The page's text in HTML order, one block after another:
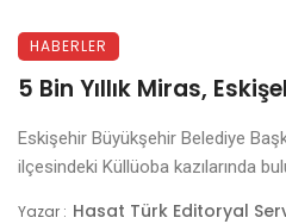
HABERLER
5 Bin Yıllık Miras,
Eskişehir Büyükşehir Belediye
ilçesindeki Küllüoba kazılarında
Yazar : Hasat Türk Editoryal